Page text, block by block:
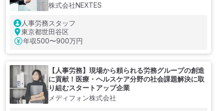
株式会社NEXTES
人事労務スタッフ
東京都世田谷区
年収500〜900万円
【人事労務】現場から頼られる労務グループの創造
に貢献！医療・ヘルスケア分野の社会課題解決に取
り組むスタートアップ企業
メディフォン株式会社